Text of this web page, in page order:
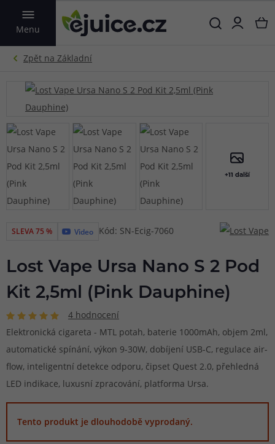
Menu
VYHLEDAT
+11 další
SLEVA 75 % Video Kód: SN-Ecig-7060
Lost Vape Ursa Nano S 2 Pod
Kit 2,5ml (Pink Dauphine)
4 hodnocení
Elektronická cigareta - MTL potah, baterie 1000mAh, objem 2ml,
automatické spínání, výkon 9-30W, dobíjení USB-C, regulace air-
flow, inteligentní detekce odporu, čipset Quest 2.0, přehledná
LED indikace, luxusní zpracování, platforma Ursa.
Tento produkt je dlouhodobě vyprodaný.